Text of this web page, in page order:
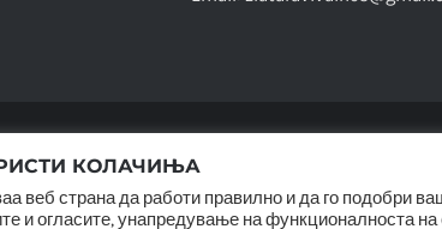
КОЛАЧИЊА
веб страна да работи правилно и да го подобри
и огласите, унапредување на функционалноста